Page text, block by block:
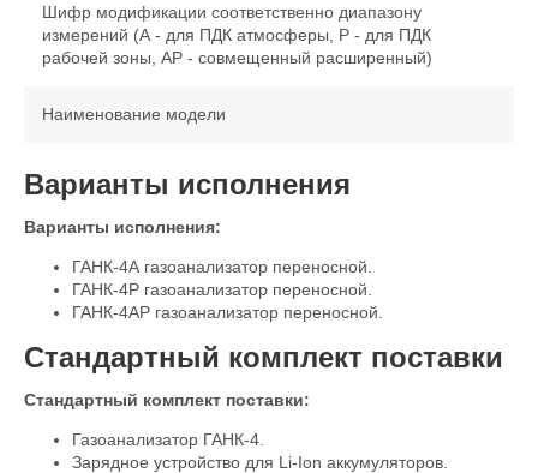
Шифр модификации соответственно диапазону
измерений (А - для ПДК атмосферы, Р - для ПДК
рабочей зоны, АР - совмещенный расширенный)
Наименование модели
Варианты исполнения
Варианты исполнения:
ГАНК-4А газоанализатор переносной.
ГАНК-4Р газоанализатор переносной.
ГАНК-4АР газоанализатор переносной.
Стандартный комплект поставки
Стандартный комплект поставки:
Газоанализатор ГАНК-4.
Зарядное устройство для Li-Ion аккумуляторов.